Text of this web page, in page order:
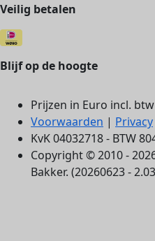
Veilig betalen
Blijf op de hoogte
Prijzen in Euro incl. btw
Voorwaarden | Privacy
KvK 04032718 - BTW
Copyright © 2010 -
Bakker. (20260623 -